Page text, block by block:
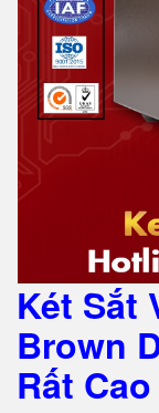
Két Sắt
Brown
Rất Cao